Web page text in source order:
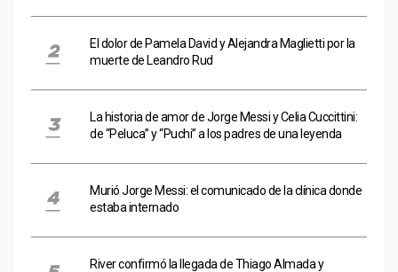
El dolor de Pamela David y Alejandra Maglietti por la
muerte de Leandro Rud
La historia de amor de Jorge Messi y Celia Cuccittini:
de “Peluca” y “Puchi” a los padres de una leyenda
Murió Jorge Messi: el comunicado de la clínica donde
estaba internado
River confirmó la llegada de Thiago Almada y